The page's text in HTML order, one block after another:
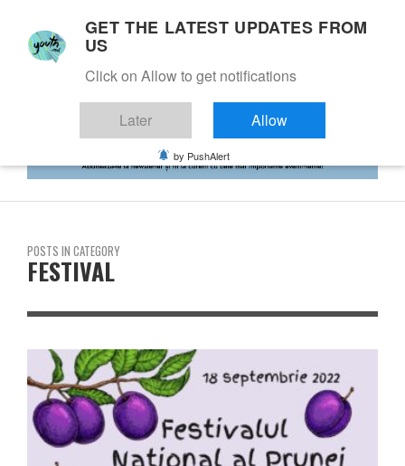
POSTS IN CATEGORY
FESTIVAL
GET THE LATEST UPDATES FROM
US
Click on Allow to get notifications
Later Allow
by PushAlert